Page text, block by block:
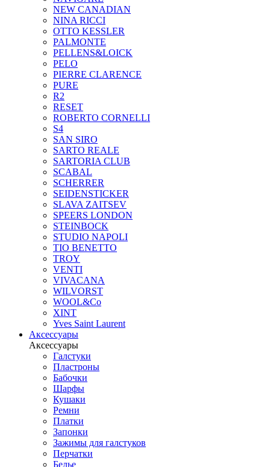
NEW CANADIAN
NINA RICCI
OTTO KESSLER
PALMONTE
PELLENS&LOICK
PELO
PIERRE CLARENCE
PURE
R2
RESET
ROBERTO CORNELLI
S4
SAN SIRO
SARTO REALE
SARTORIA CLUB
SCABAL
SCHERRER
SEIDENSTICKER
SLAVA ZAITSEV
SPEERS LONDON
STEINBOCK
STUDIO NAPOLI
TIO BENETTO
TROY
VENTI
VIVACANA
WILVORST
WOOL&Co
XINT
Yves Saint Laurent
Аксессуары
Аксессуары
Галстуки
Пластроны
Бабочки
Шарфы
Кушаки
Ремни
Платки
Запонки
Зажимы для галстуков
Перчатки
Белье